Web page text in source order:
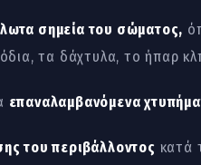
σημεία του σώματος,
τα δάχτυλα, το ήπαρ
επαναλαμβανόμενα
του περιβάλλοντος κατά